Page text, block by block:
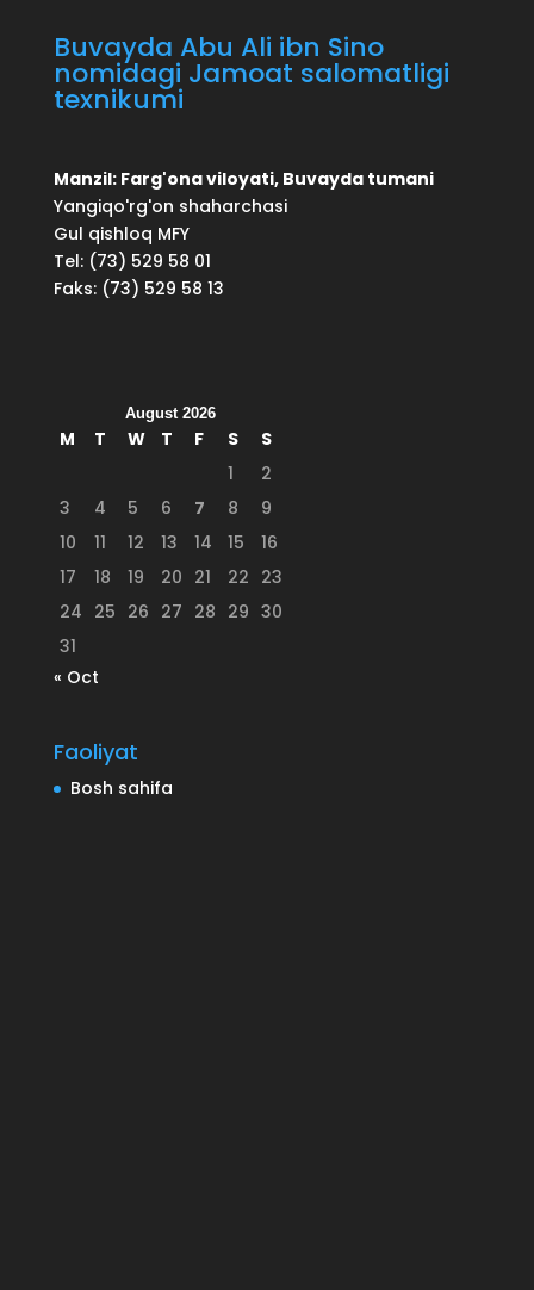
Buvayda Abu Ali ibn Sino
nomidagi Jamoat salomatligi
texnikumi
Manzil: Farg'ona viloyati, Buvayda tumani
Yangiqo'rg'on shaharchasi
Gul qishloq MFY
Tel: (73) 529 58 01
Faks: (73) 529 58 13
August 2026
M T W T F S
S
1
2
3
4 5 6 7 8
9
10
11 12 13 14 15
16
17
18 19 20 21 22 23
24 25 26 27 28 29 30
31
« Oct
Faoliyat
Bosh sahifa